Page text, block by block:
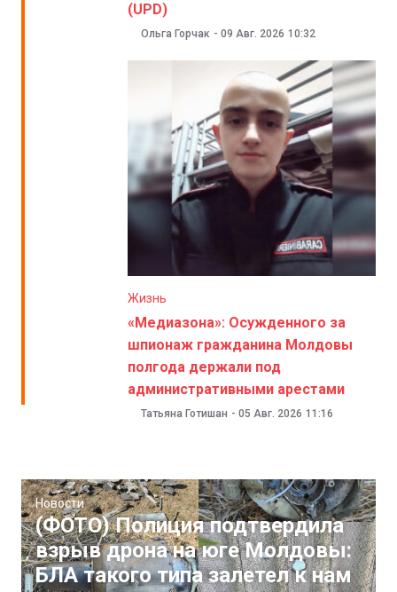
(UPD)
Ольга Горчак - 09 Авг. 2026 10:32
Жизнь
«Медиазона»: Осужденного за
шпионаж гражданина Молдовы
полгода держали под
административными арестами
Татьяна Готишан - 05 Авг. 2026 11:16
Новости
(ФОТО) Полиция подтвердила
взрыв дрона на юге Молдовы:
БЛА такого типа залетел к нам